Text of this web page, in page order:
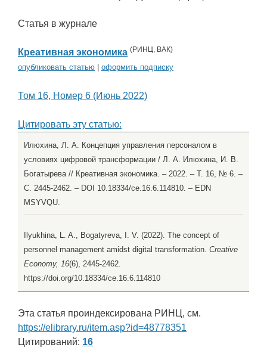
Статья в журнале
Креативная экономика (РИНЦ, ВАК)
опубликовать статью оформить подписку
Том 16, Номер 6 (Июнь 2022)
Цитировать эту статью:
Илюхина, Л. А. Концепция управления персоналом в
условиях цифровой трансформации / Л. А. Илюхина, И. В.
Богатырева // Креативная экономика. – 2022. – Т. 16, № 6. –
С. 2445-2462. – DOI 10.18334/ce.16.6.114810. – EDN
MSYVQU.
Ilyukhina, L. A., Bogatyreva, I. V. (2022). The concept of
personnel management amidst digital transformation. Creative
Economy, 16(6), 2445-2462.
https://doi.org/10.18334/ce.16.6.114810
Эта статья проиндексирована РИНЦ, см.
https://elibrary.ru/item.asp?id=48778351
Цитирований: 16